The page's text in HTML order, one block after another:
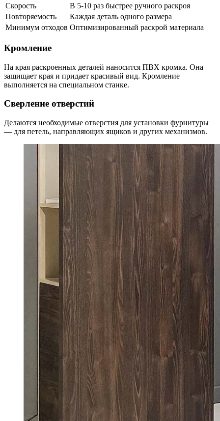
Скорость
В 5-10 раз быстрее ручного раскроя
Повторяемость
Каждая деталь одного размера
Минимум отходов Оптимизированный раскрой материала
Кромление
На края раскроенных деталей наносится ПВХ кромка. Она
защищает края и придает красивый вид. Кромление
выполняется на специальном станке.
Сверление отверстий
Делаются необходимые отверстия для установки фурнитуры
— для петель, направляющих ящиков и других механизмов.